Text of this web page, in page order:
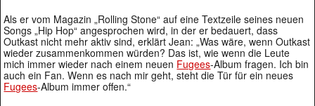
Als er vom Magazin „Rolling Stone“ auf eine Textzeile seines neuen
Songs „Hip Hop“ angesprochen wird, in der er bedauert, dass
Outkast nicht mehr aktiv sind, erklärt Jean: „Was wäre, wenn Outkast
wieder zusammenkommen würden? Das ist, wie wenn die Leute
mich immer wieder nach einem neuen Fugees-Album fragen. Ich bin
auch ein Fan. Wenn es nach mir geht, steht die Tür für ein neues
Fugees-Album immer offen.“